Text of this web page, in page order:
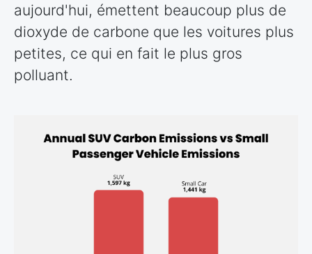
aujourd'hui, émettent beaucoup plus de
dioxyde de carbone que les voitures plus
petites, ce qui en fait le plus gros
polluant.